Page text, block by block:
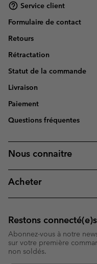
Service client
Formulaire de contact
Retours
Rétractation
Statut de la commande
Livraison
Paiement
Questions fréquentes
Nous connaitre
Acheter
Restons connecté(e)s
Abonnez-vous à notre
sur votre première
non soldés.